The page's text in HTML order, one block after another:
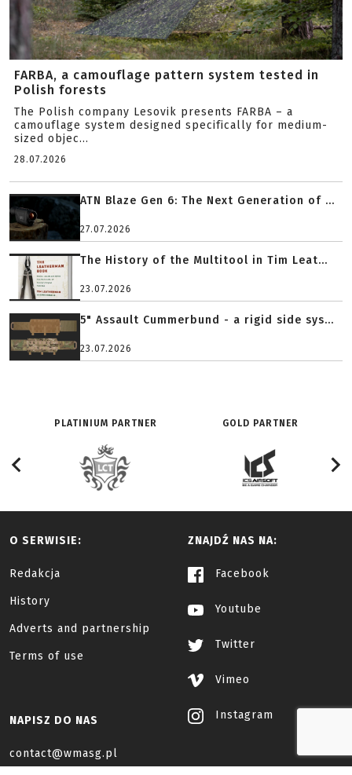
FARBA, a camouflage pattern system tested in
Polish forests
The Polish company Lesovik presents FARBA – a
camouflage system designed specifically for medium-
sized objec...
28.07.2026
ATN Blaze Gen 6: The Next Generation of ...
27.07.2026
The History of the Multitool in Tim Leat...
23.07.2026
5" Assault Cummerbund - a rigid side sys...
23.07.2026
PLATINIUM PARTNER GOLD PARTNER
O SERWISIE:
Redakcja
History
Adverts and partnership
Terms of use
ZNAJDŹ NAS NA:
Facebook
Youtube
Twitter
Vimeo
Instagram
NAPISZ DO NAS
contact@wmasg.pl